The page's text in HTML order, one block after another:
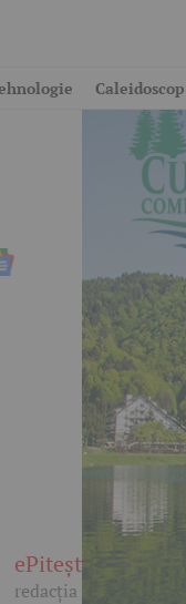
Caleidoscop
ePitești
redacția